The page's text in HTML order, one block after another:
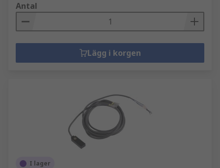
Antal
Lägg i korgen
I lager